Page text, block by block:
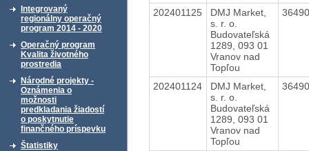
Integrovaný
regionálny operačný
program 2014 - 2020
Operačný program
Kvalita životného
prostredia
Národné projekty -
Oznámenia o
možnosti
predkladania žiadostí
o poskytnutie
finančného príspevku
Štatistiky
202401125
DMJ Market,
s. r. o.
Budovateľská
1289, 093 01
Vranov nad
Topľou
202401124
DMJ Market,
s. r. o.
Budovateľská
1289, 093 01
Vranov nad
Topľou